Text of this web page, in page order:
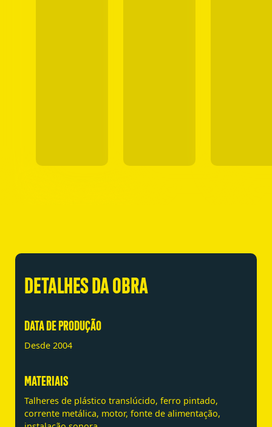
DETALHES DA OBRA
DATA DE PRODUÇÃO
Desde 2004
MATERIAIS
Talheres de plástico translúcido, ferro pintado,
corrente metálica, motor, fonte de alimentação,